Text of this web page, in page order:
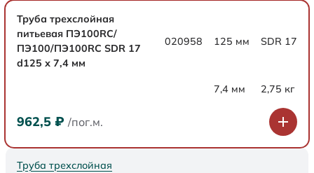
Труба трехслойная
питьевая ПЭ100RC/
ПЭ100/ПЭ100RC SDR 17
d125 х 7,4 мм
020958 125 мм SDR 17
7,4 мм 2,75 кг
962,5 ₽ /пог.м.
Труба трехслойная